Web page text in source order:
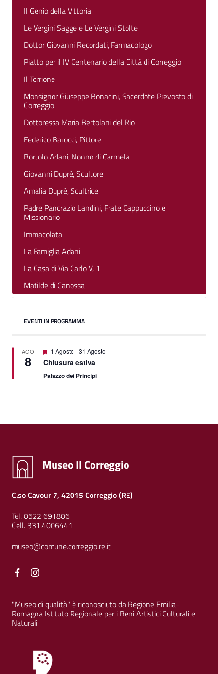
Il Genio della Vittoria
Le Vergini Sagge e Le Vergini Stolte
Dottor Giovanni Recordati, Farmacologo
Piatto per il IV Centenario della Città di Correggio
Il Torrione
Monsignor Giuseppe Bonacini, Sacerdote Prevosto di
Correggio
Dottoressa Maria Bertolani del Rio
Federico Barocci, Pittore
Bortolo Adani, Nonno di Carmela
Giovanni Dupré, Scultore
Amalia Dupré, Scultrice
Padre Pancrazio Landini, Frate Cappuccino e
Missionario
Immacolata
La Famiglia Adani
La Casa di Via Carlo V, 1
Matilde di Canossa
EVENTI IN PROGRAMMA
AGO
8
Featured
1 Agosto -31 Agosto
Chiusura estiva
Palazzo dei Principi
Museo Il Correggio
C.so Cavour 7, 42015 Correggio (RE)
Tel. 0522 691806
Cell. 331.4006441
museo@comune.correggio.re.it
Facebook
"Museo di qualità" è riconosciuto da Regione Emilia-
Romagna Istituto Regionale per i Beni Artistici Culturali e
Naturali